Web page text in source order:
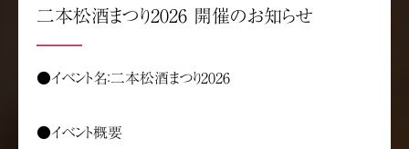
二本松酒まつり2026 開催のお知らせ
●イベント名：二本松酒まつり2026
●イベント概要